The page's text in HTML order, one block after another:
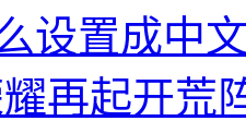
设置成中
再起开荒